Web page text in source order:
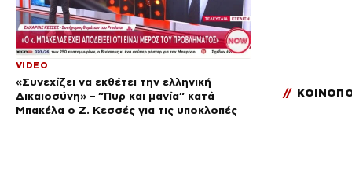
VIDEO
«Συνεχίζει να εκθέτει την ελληνική
Δικαιοσύνη» – ”Πυρ και μανία” κατά
Μπακέλα ο Ζ. Κεσσές για τις υποκλοπές
//